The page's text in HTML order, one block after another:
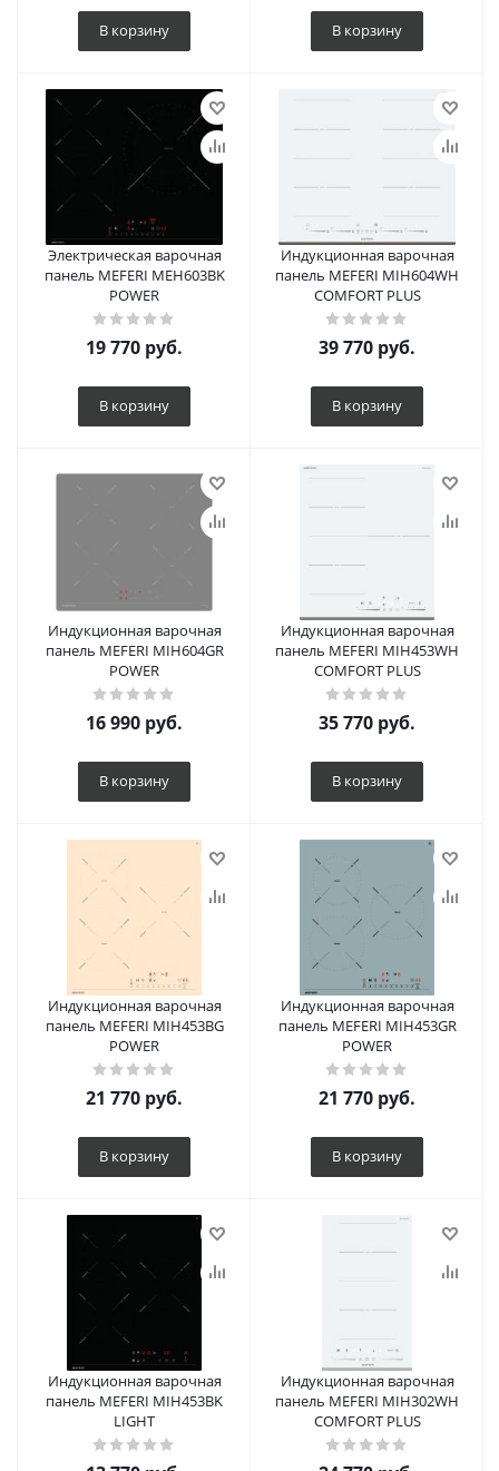
В корзину В корзину
Электрическая варочная
панель MEFERI MEH603BK
POWER
19 770 руб.
В корзину
Индукционная варочная
панель MEFERI MIH604WH
COMFORT PLUS
39 770 руб.
В корзину
Индукционная варочная
панель MEFERI MIH604GR
POWER
16 990 руб.
В корзину
Индукционная варочная
панель MEFERI MIH453WH
COMFORT PLUS
35 770 руб.
В корзину
Индукционная варочная
панель MEFERI MIH453BG
POWER
21 770 руб.
В корзину
Индукционная варочная
панель MEFERI MIH453GR
POWER
21 770 руб.
В корзину
Индукционная варочная
панель MEFERI MIH453BK
LIGHT
Индукционная варочная
панель MEFERI MIH302WH
COMFORT PLUS